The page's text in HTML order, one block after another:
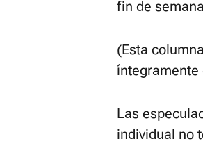
fin de
(Esta
íntegramente
Las
individual no